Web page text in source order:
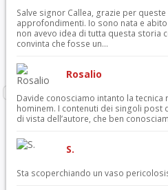
Salve signor Callea, grazie per
approfondimenti. Io sono nata e
non avevo idea di tutta questa storia
convinta che fosse un...
Rosalio
Davide conosciamo intanto la tecnica
hominem. I contenuti dei singoli
di vista dell’autore, che ben
S.
Sta scoperchiando un vaso